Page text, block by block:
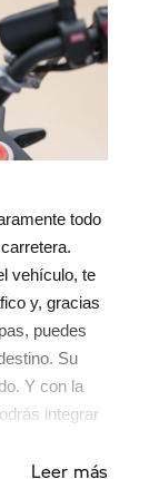
todo
vehículo, te
y, gracias
puedes
Su
Y con la
integrar
Leer más